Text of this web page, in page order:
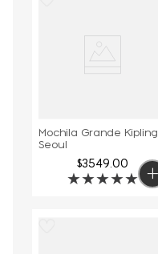
Mochila Grande Kipling
Seoul
$3549.00
★★★★★